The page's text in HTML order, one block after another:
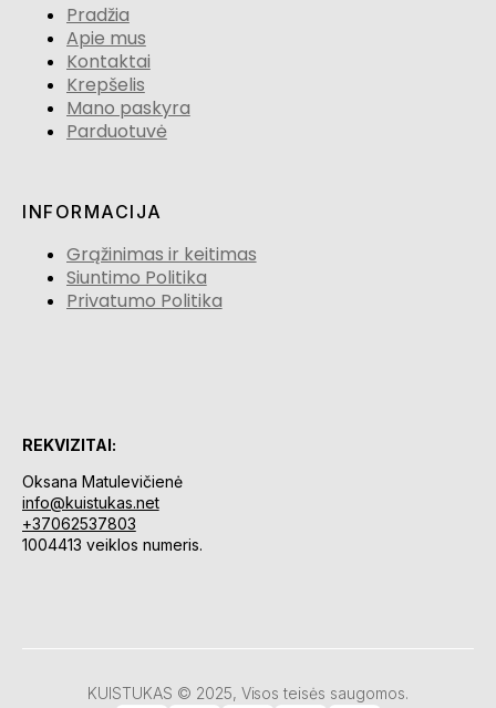
Pradžia
Apie mus
Kontaktai
Krepšelis
Mano paskyra
Parduotuvė
INFORMACIJA
Grąžinimas ir keitimas
Siuntimo Politika
Privatumo Politika
REKVIZITAI:
Oksana Matulevičienė
info@kuistukas.net
+37062537803
1004413 veiklos numeris.
KUISTUKAS © 2025, Visos teisės saugomos.